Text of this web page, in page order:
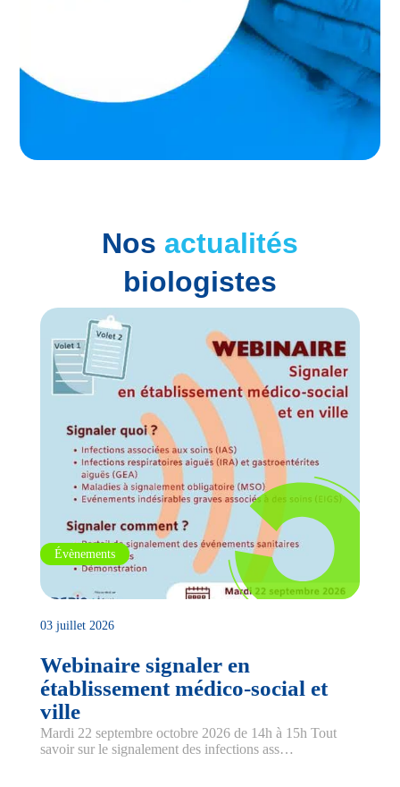
Nos actualités
biologistes
Évènements
03 juillet 2026
Webinaire signaler en
établissement médico-social et
ville
Mardi 22 septembre octobre 2026 de 14h à 15h Tout
savoir sur le signalement des infections ass…